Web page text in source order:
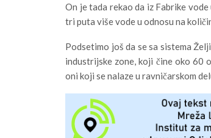
On je tada rekao da iz Fabrike
tri puta više vode u odnosu na
Podsetimo još da se sa sistema
industrijske zone, koji čine oko 60
oni koji se nalaze u ravničarskom